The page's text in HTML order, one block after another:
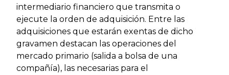
intermediario financiero que transmita o
ejecute la orden de adquisición. Entre las
adquisiciones que estarán exentas de dicho
gravamen destacan las operaciones del
mercado primario (salida a bolsa de una
compañía), las necesarias para el